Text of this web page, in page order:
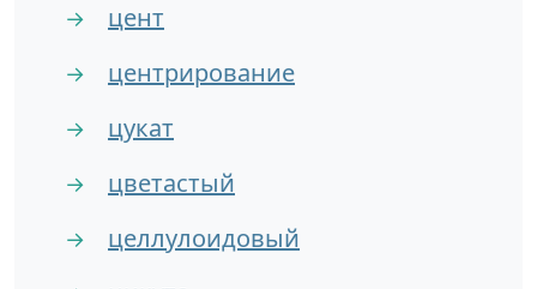
→ цент
→ центрирование
→ цукат
→ цветастый
→ целлулоидовый